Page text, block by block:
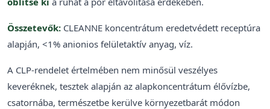
Összetevők: CLEANNE koncentrátum eredetvédett receptúra
alapján, <1% anionios felületaktív anyag, víz.
A CLP-rendelet értelmében nem minősül veszélyes
keveréknek, tesztek alapján az alapkoncentrátum élővízbe,
csatornába, természetbe kerülve környezetbarát módon